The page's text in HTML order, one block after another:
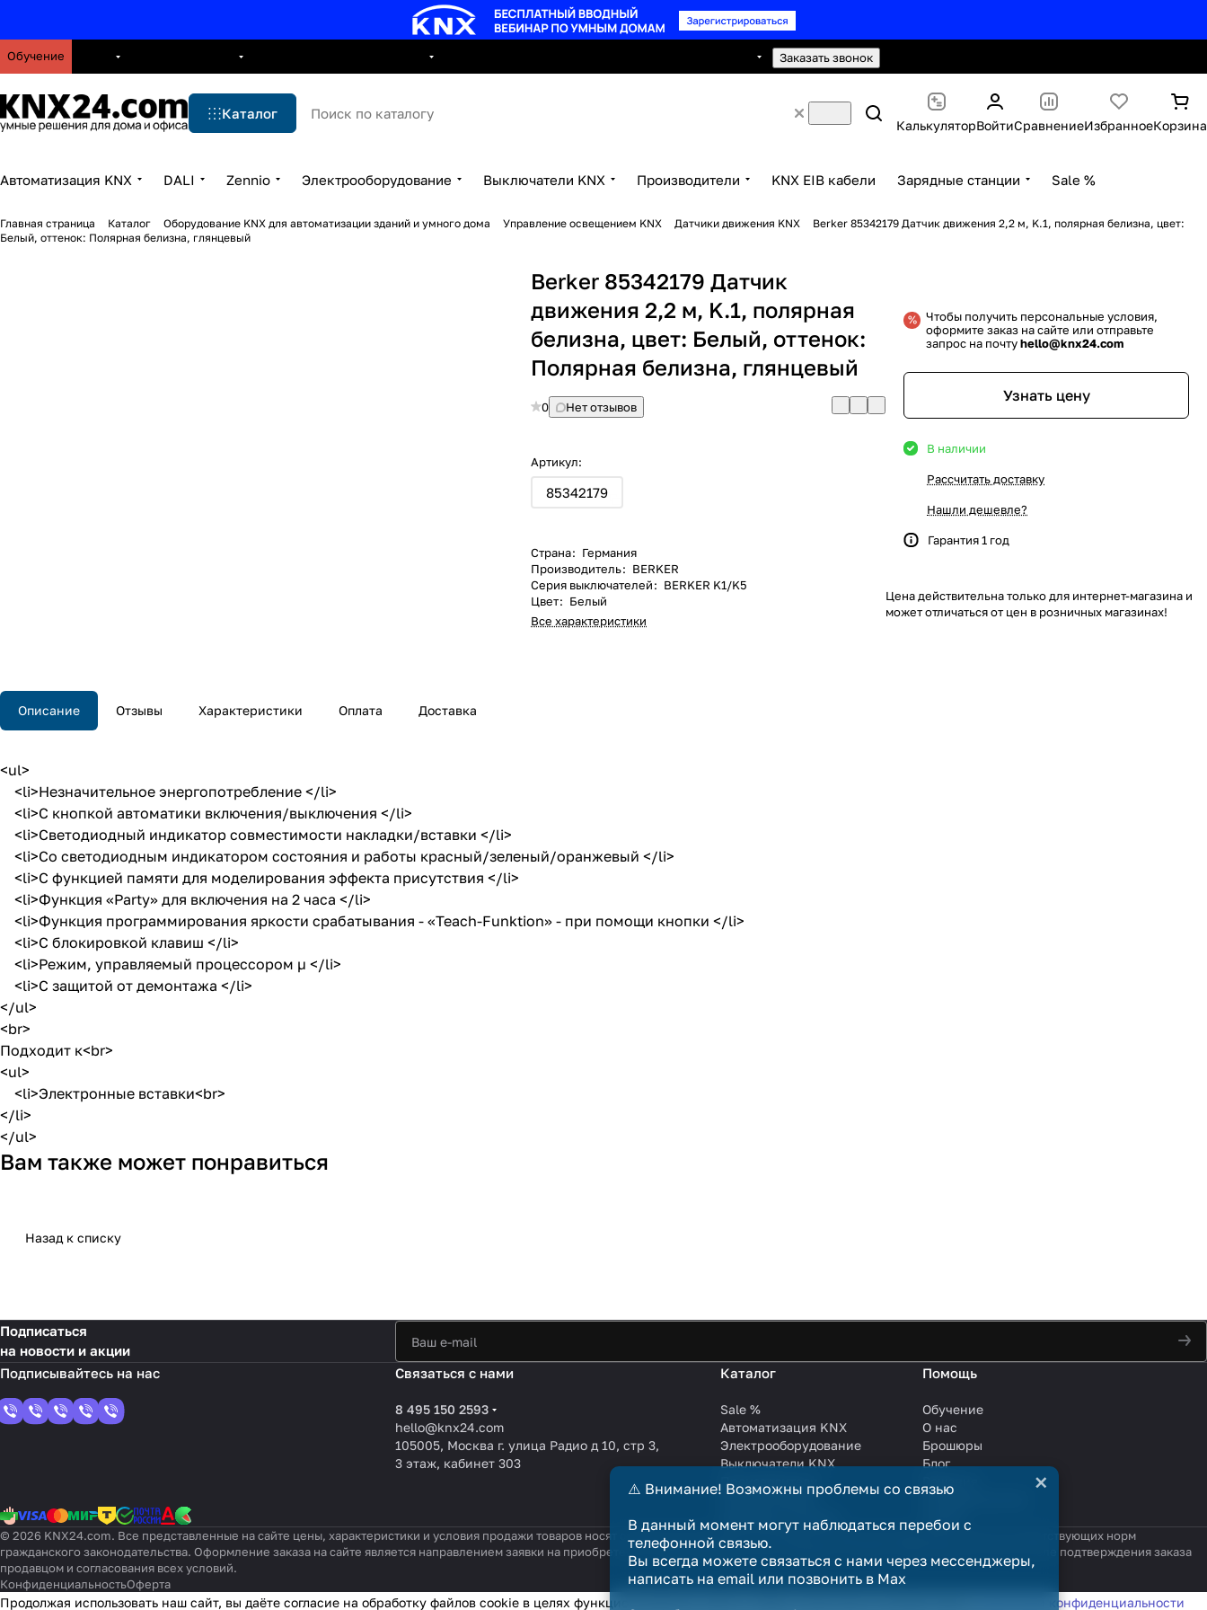
Обучение Заказать звонок
Каталог
КалькуляторВойтиСравнениеИзбранноеКорзина
Автоматизация KNX DALI Zennio Электрооборудование Выключатели KNX Производители KNX EIB кабели Зарядные станции Sale %
Главная страница Каталог Оборудование KNX для автоматизации зданий и умного дома Управление освещением KNX Датчики движения KNX
Berker 85342179 Датчик движения 2,2 м, K.1, полярная белизна, цвет:
Белый, оттенок: Полярная белизна, глянцевый
Berker 85342179 Датчик
движения 2,2 м, K.1, полярная
белизна, цвет: Белый, оттенок:
Полярная белизна, глянцевый
0 Нет отзывов
Артикул:
85342179
Страна: Германия
Производитель: BERKER
Серия выключателей: BERKER K1/K5
Цвет: Белый
Все характеристики
Чтобы получить персональные условия,
оформите заказ на сайте или отправьте
запрос на почтуhello@knx24.com
Узнать цену
В наличии
Рассчитать доставку
Нашли дешевле?
Гарантия 1 год
Цена действительна только для интернет-магазина и
может отличаться от цен в розничных магазинах!
Описание Отзывы Характеристики Оплата Доставка
<ul>
<li>Незначительное энергопотребление </li>
<li>С кнопкой автоматики включения/выключения </li>
<li>Светодиодный индикатор совместимости накладки/вставки </li>
<li>Со светодиодным индикатором состояния и работы красный/зеленый/оранжевый </li>
<li>С функцией памяти для моделирования эффекта присутствия </li>
<li>Функция «Party» для включения на 2 часа </li>
<li>Функция программирования яркости срабатывания - «Teach-Funktion» - при помощи кнопки </li>
<li>С блокировкой клавиш </li>
<li>Режим, управляемый процессором µ </li>
<li>С защитой от демонтажа </li>
</ul>
<br>
Подходит к<br>
<ul>
<li>Электронные вставки<br>
</li>
</ul>
Вам также может понравиться
Назад к списку
Подписаться
на новости и акции
Связаться с нами
8 495 150 2593
hello@knx24.com
105005, Москва г. улица Радио д 10, стр 3,
3 этаж, кабинет 303
Каталог
Sale %
Автоматизация KNX
Электрооборудование
Выключатели KNX
Производители
KNX EIB кабели
Зарядные станции
Помощь
Обучение
О нас
Брошюры
Блог
Сотрудничество
Услуги
© 2026 KNX24.com. Все представленные на сайте цены, характеристики и условия продажи товаров носят справочный характер и не являются публичной офертой в смысле соответствующих норм
гражданского законодательства. Оформление заказа на сайте является направлением заявки на приобретение товара. Договор купли-продажи считается заключённым только после подтверждения заказа
продавцом и согласования всех условий.
КонфиденциальностьОферта
⚠️ Внимание! Возможны проблемы со связью
В данный момент могут наблюдаться перебои с
телефонной связью.
Вы всегда можете связаться с нами через мессенджеры,
написать на email или позвонить в Max
×
Продолжая использовать наш сайт, вы даёте согласие на обработку файлов cookie в целях функционирования сайта и сбора статистики в соответствии с политикой конфиденциальности